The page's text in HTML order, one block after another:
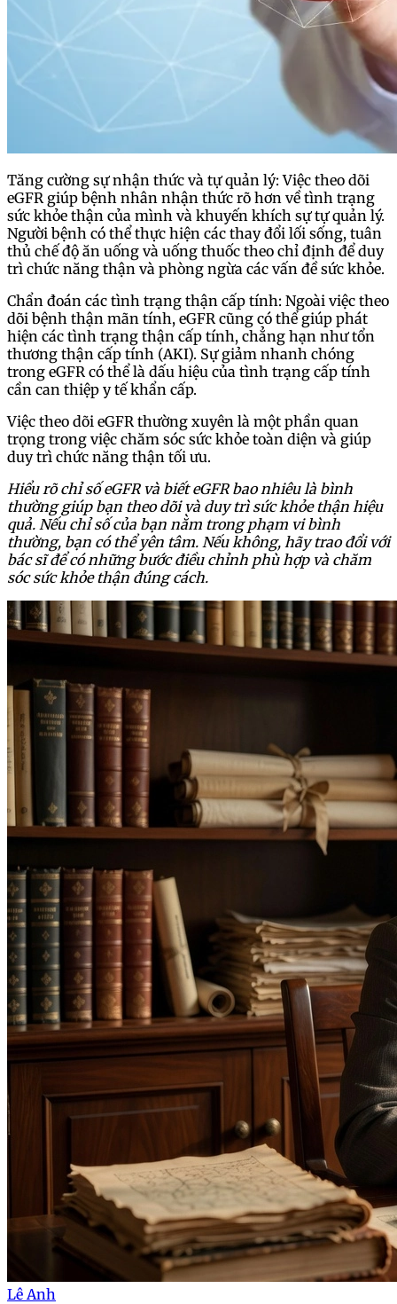
Tăng cường sự nhận thức và tự quản lý: Việc theo dõi
eGFR giúp bệnh nhân nhận thức rõ hơn về tình trạng
sức khỏe thận của mình và khuyến khích sự tự quản lý.
Người bệnh có thể thực hiện các thay đổi lối sống, tuân
thủ chế độ ăn uống và uống thuốc theo chỉ định để duy
trì chức năng thận và phòng ngừa các vấn đề sức khỏe.
Chẩn đoán các tình trạng thận cấp tính: Ngoài việc theo
dõi bệnh thận mãn tính, eGFR cũng có thể giúp phát
hiện các tình trạng thận cấp tính, chẳng hạn như tổn
thương thận cấp tính (AKI). Sự giảm nhanh chóng
trong eGFR có thể là dấu hiệu của tình trạng cấp tính
cần can thiệp y tế khẩn cấp.
Việc theo dõi eGFR thường xuyên là một phần quan
trọng trong việc chăm sóc sức khỏe toàn diện và giúp
duy trì chức năng thận tối ưu.
Hiểu rõ chỉ số eGFR và biết eGFR bao nhiêu là bình
thường giúp bạn theo dõi và duy trì sức khỏe thận hiệu
quả. Nếu chỉ số của bạn nằm trong phạm vi bình
thường, bạn có thể yên tâm. Nếu không, hãy trao đổi với
bác sĩ để có những bước điều chỉnh phù hợp và chăm
sóc sức khỏe thận đúng cách.
Lê Anh